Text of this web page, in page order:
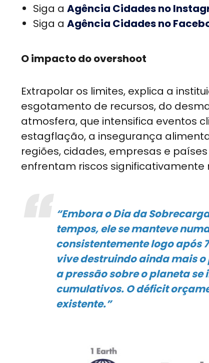
Siga a Agência Cidades no
Siga a Agência Cidades no
O impacto do overshoot
Extrapolar os limites, explica a
esgotamento de recursos, do
atmosfera, que intensifica eventos
estagflação, a insegurança
regiões, cidades, empresas e
enfrentam riscos significativamente
“Embora o Dia da
tempos, ele se manteve
consistentemente logo após
vive destruindo ainda mais
a pressão sobre o planeta
cumulativos. O déficit
existente.”